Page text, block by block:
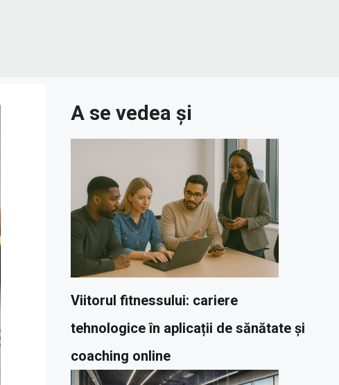
A se vedea și
Viitorul fitnessului: cariere
tehnologice în aplicații de sănătate și
coaching online